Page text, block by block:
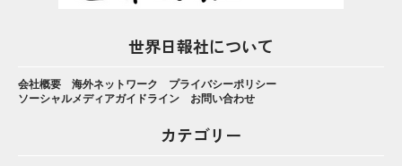
世界日報社について
会社概要 海外ネットワーク
プライバシーポリシー
ソーシャルメディアガイドライン
お問い合わせ
カテゴリー